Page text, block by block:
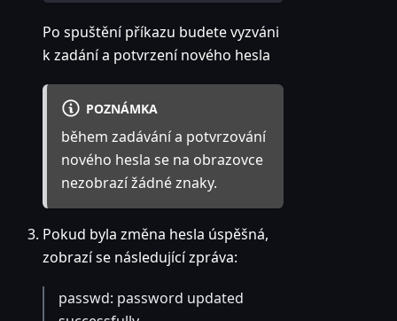
Po spuštění příkazu budete vyzváni
k zadání a potvrzení nového hesla
POZNÁMKA
během zadávání a potvrzování
nového hesla se na obrazovce
nezobrazí žádné znaky.
Pokud byla změna hesla úspěšná,
zobrazí se následující zpráva:
passwd: password updated